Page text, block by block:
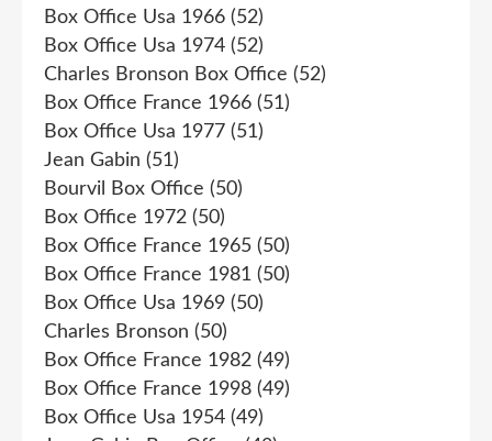
Box Office Usa 1966 (52)
Box Office Usa 1974 (52)
Charles Bronson Box Office (52)
Box Office France 1966 (51)
Box Office Usa 1977 (51)
Jean Gabin (51)
Bourvil Box Office (50)
Box Office 1972 (50)
Box Office France 1965 (50)
Box Office France 1981 (50)
Box Office Usa 1969 (50)
Charles Bronson (50)
Box Office France 1982 (49)
Box Office France 1998 (49)
Box Office Usa 1954 (49)